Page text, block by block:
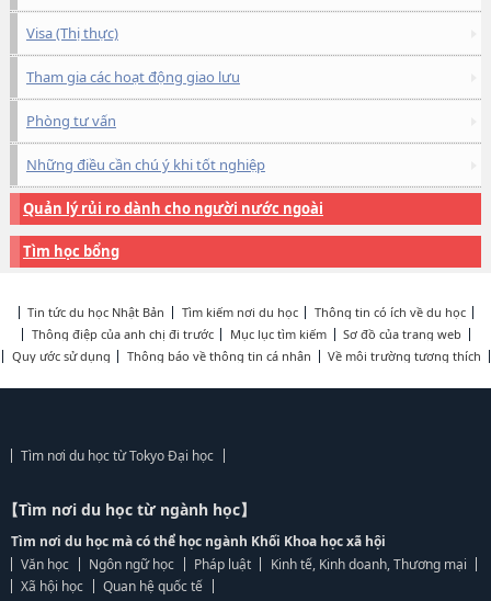
Visa (Thị thực)
Tham gia các hoạt động giao lưu
Phòng tư vấn
Những điều cần chú ý khi tốt nghiệp
Quản lý rủi ro dành cho người nước ngoài
Tìm học bổng
Tin tức du học Nhật Bản Tìm kiếm nơi du học
Thông tin có ích về du học
Thông điệp của anh chị đi trước
Mục lục tìm kiếm
Sơ đồ của trang web
Quy ước sử dụng
Thông báo về thông tin cá nhân Về môi trường tương thích
Tìm nơi du học từ Tokyo Đại học
【Tìm nơi du học từ ngành học】
Tìm nơi du học mà có thể học ngành Khối Khoa học xã hội
Văn học
Ngôn ngữ học Pháp luật
Kinh tế, Kinh doanh, Thương mại
Xã hội học
Quan hệ quốc tế